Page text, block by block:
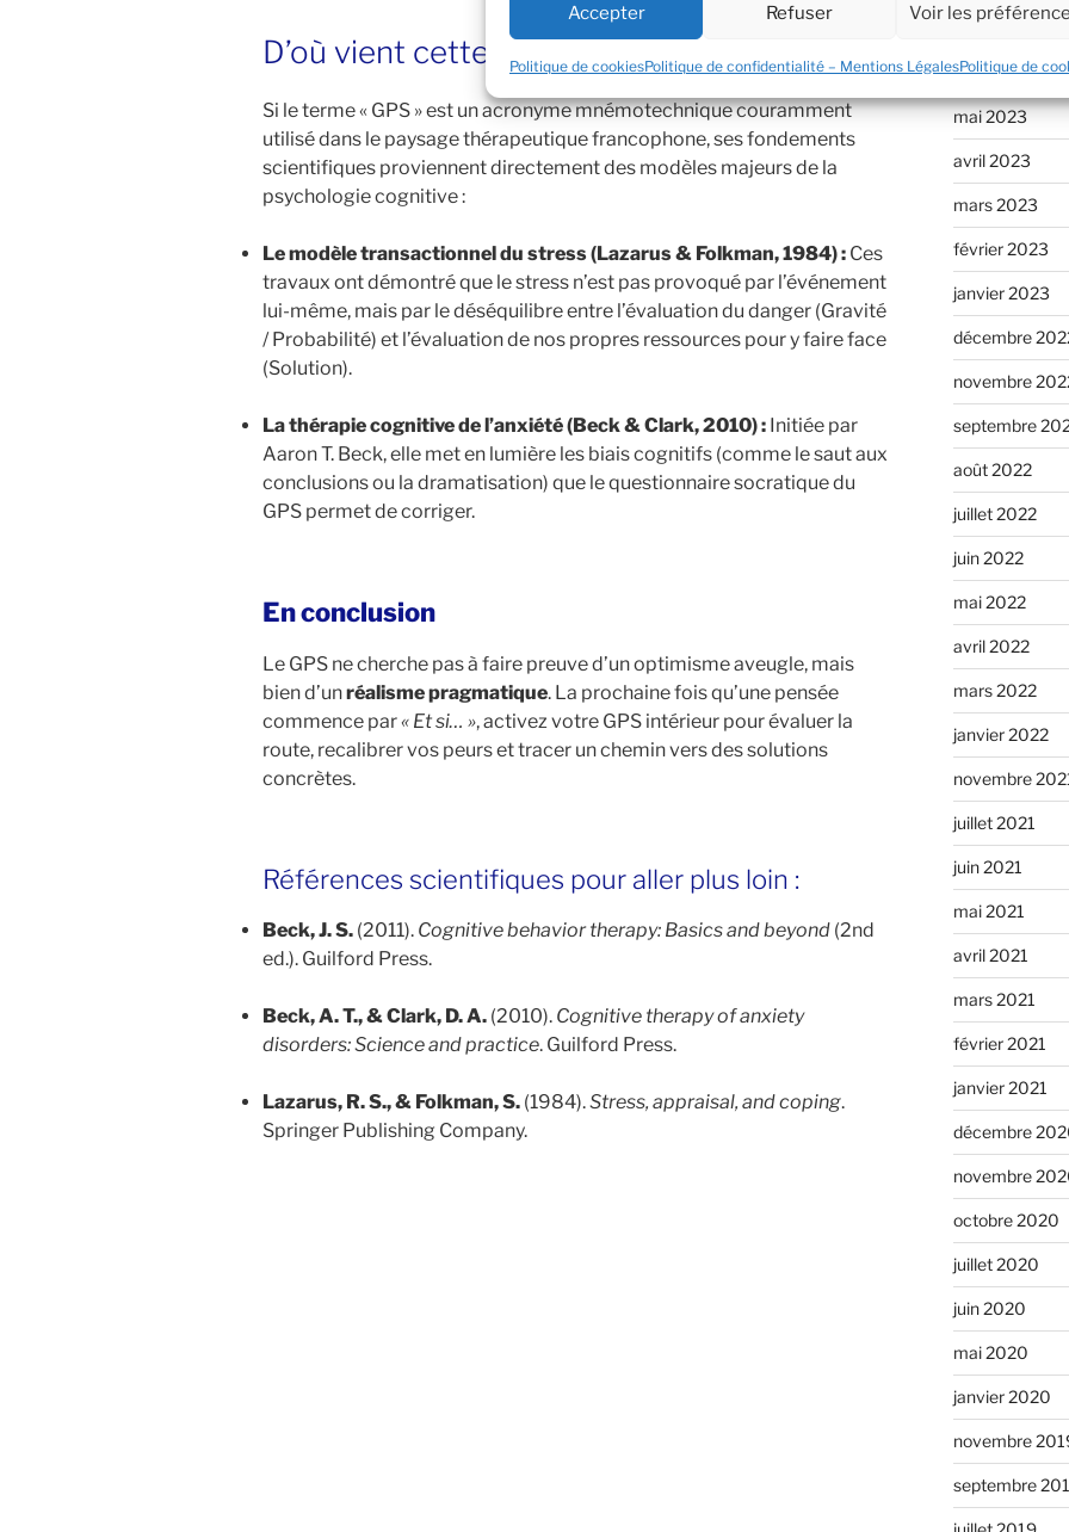
Accepter Refuser Voir les
Politique de cookiesPolitique de confidentialité – Mentions LégalesPolitique de
D’où vient cette méthode ?
Si le terme « GPS » est un acronyme mnémotechnique couramment
utilisé dans le paysage thérapeutique francophone, ses fondements
scientifiques proviennent directement des modèles majeurs de la
psychologie cognitive :
Le modèle transactionnel du stress (Lazarus & Folkman, 1984) : Ces
travaux ont démontré que le stress n’est pas provoqué par l’événement
lui-même, mais par le déséquilibre entre l’évaluation du danger (Gravité
/ Probabilité) et l’évaluation de nos propres ressources pour y faire face
(Solution).
La thérapie cognitive de l’anxiété (Beck & Clark, 2010) : Initiée par
Aaron T. Beck, elle met en lumière les biais cognitifs (comme le saut aux
conclusions ou la dramatisation) que le questionnaire socratique du
GPS permet de corriger.
En conclusion
Le GPS ne cherche pas à faire preuve d’un optimisme aveugle, mais
bien d’unréalisme pragmatique. La prochaine fois qu’une pensée
commence par« Et si… », activez votre GPS intérieur pour évaluer la
route, recalibrer vos peurs et tracer un chemin vers des solutions
concrètes.
Références scientifiques pour aller plus loin :
Beck, J. S. (2011). Cognitive behavior therapy: Basics and beyond (2nd
ed.). Guilford Press.
Beck, A. T., & Clark, D. A. (2010). Cognitive therapy of anxiety
disorders: Science and practice. Guilford Press.
Lazarus, R. S., & Folkman, S. (1984).Stress, appraisal, and coping.
Springer Publishing Company.
juillet 2023
juin 2023
mai 2023
avril 2023
mars 2023
février 2023
janvier 2023
décembre
novembre
septembre
août 2022
juillet 2022
juin 2022
mai 2022
avril 2022
mars 2022
janvier 2022
novembre
juillet 2021
juin 2021
mai 2021
avril 2021
mars 2021
février 2021
janvier 2021
décembre
novembre
octobre 2020
juillet 2020
juin 2020
mai 2020
janvier 2020
novembre
septembre